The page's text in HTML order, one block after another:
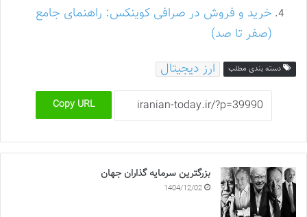
خرید و فروش در صرافی کوینکس: راهنمای جامع
(صفر تا صد)
دسته بندی مطلب ارز دیجیتال
Copy URL
بزرگترین سرمایه گذاران جهان
1404/12/02